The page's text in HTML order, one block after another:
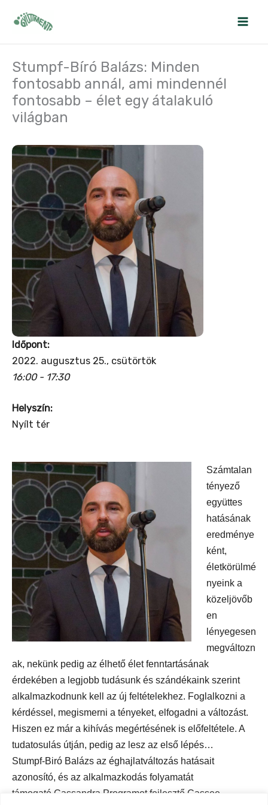
Stumpf-Bíró Balázs: Minden
fontosabb annál, ami mindennél
fontosabb – élet egy átalakuló
világban
Időpont:
2022. augusztus 25., csütörtök
16:00 - 17:30
Helyszín:
Nyílt tér
Számtalan
tényező
együttes
hatásának
eredménye
ként,
életkörülmé
nyeink a
közeljövőb
en
lényegesen
megváltozn
ak, nekünk pedig az élhető élet fenntartásának
érdekében a legjobb tudásunk és szándékaink szerint
alkalmazkodnunk kell az új feltételekhez. Foglalkozni a
kérdéssel, megismerni a tényeket, elfogadni a változást.
Hiszen ez már a kihívás megértésének is előfeltétele. A
tudatosulás útján, pedig az lesz az első lépés…
Stumpf-Biró Balázs az éghajlatváltozás hatásait
azonosító, és az alkalmazkodás folyamatát
támogató Cassandra Programot fejlesztő Cassee